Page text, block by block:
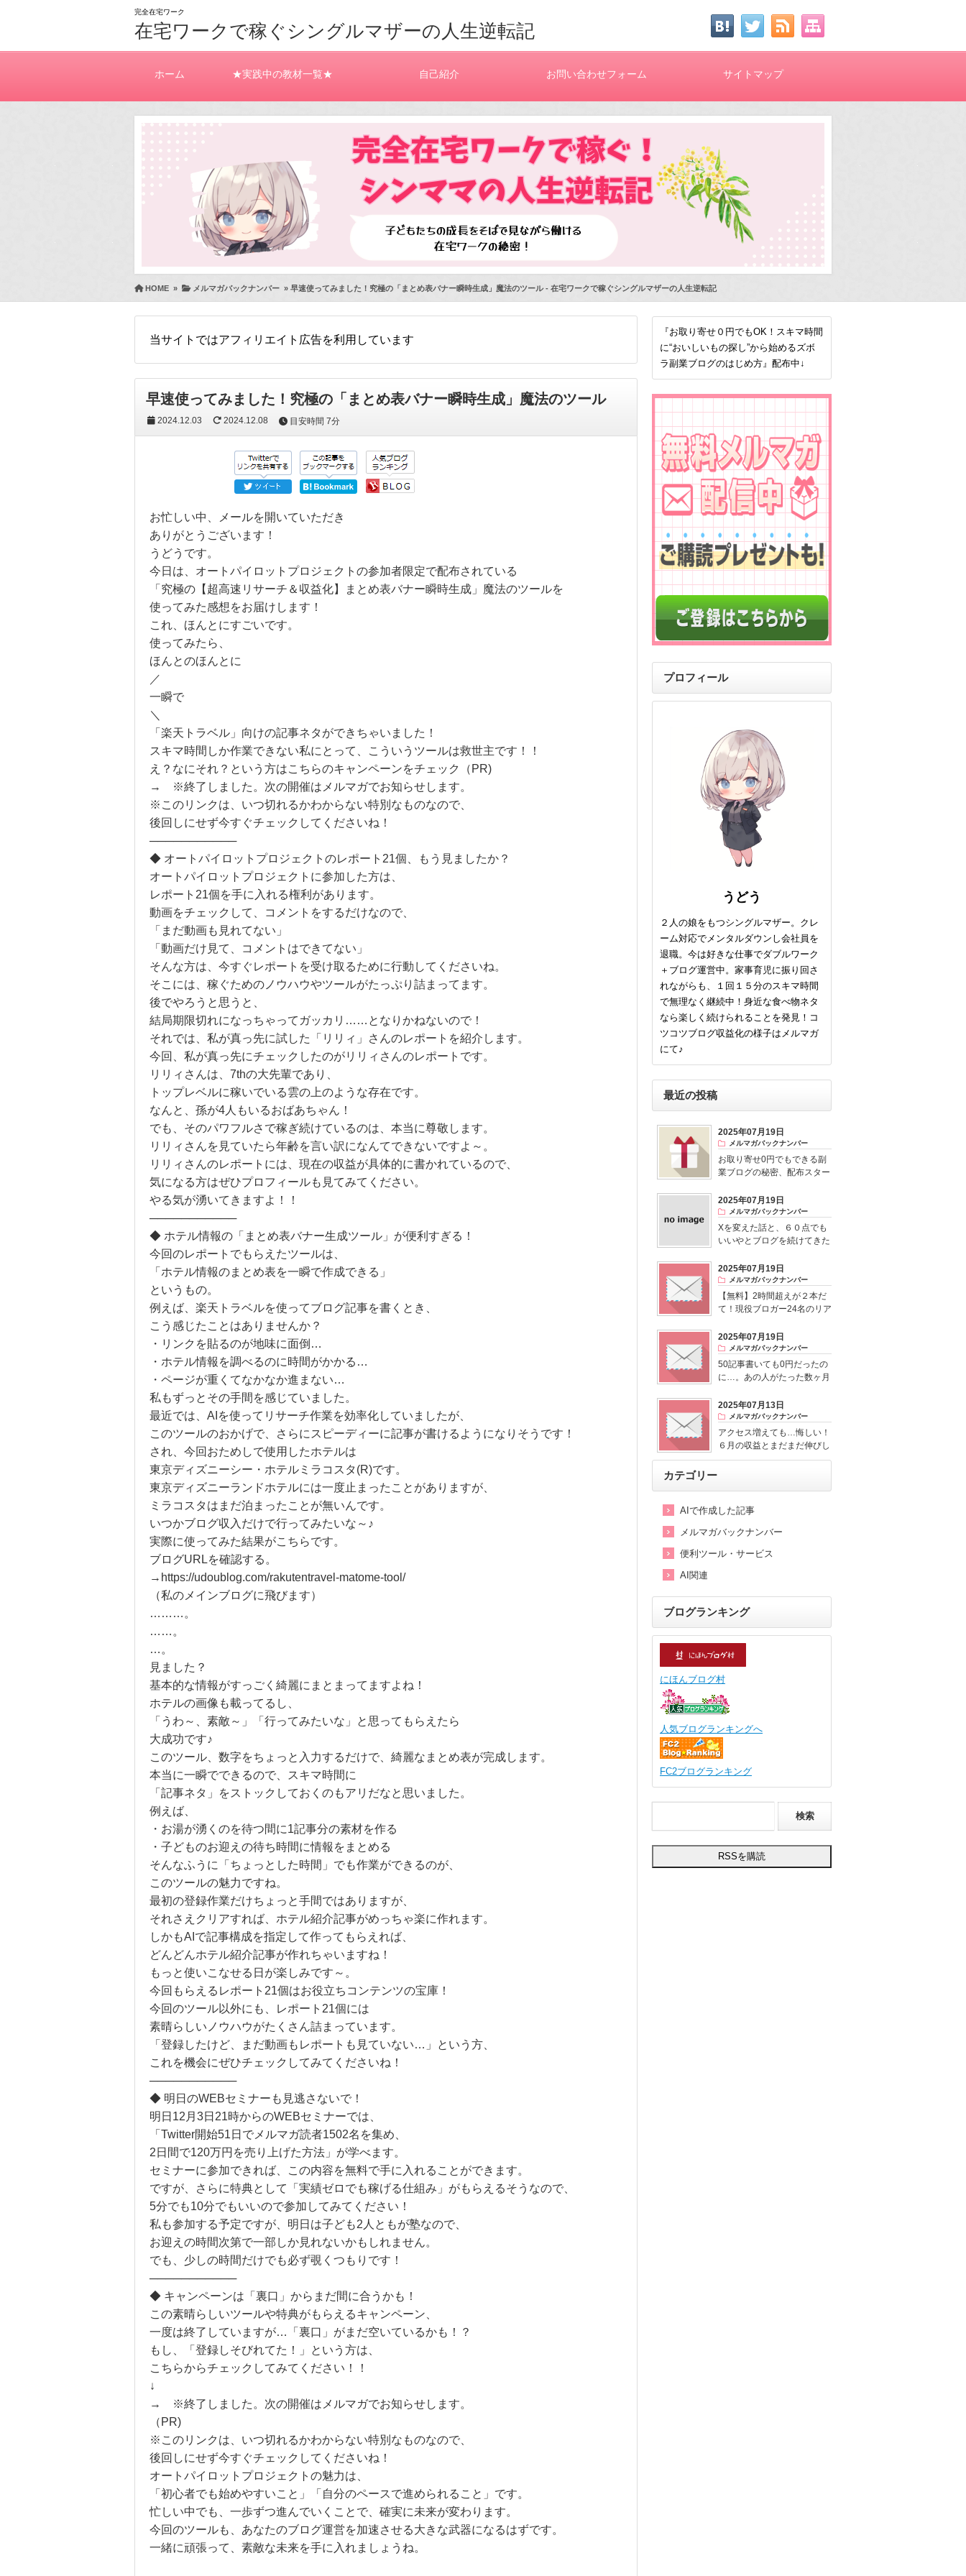
完全在宅ワーク
在宅ワークで稼ぐシングルマザーの人生逆転記
ホーム ★実践中の教材一覧★ 自己紹介 お問い合わせフォーム サイトマップ
HOME » メルマガバックナンバー » 早速使ってみました！究極の「まとめ表バナー瞬時生成」魔法のツール - 在宅ワークで稼ぐシングルマザーの人生逆転記
当サイトではアフィリエイト広告を利用しています
早速使ってみました！究極の「まとめ表バナー瞬時生成」魔法のツール
2024.12.03 2024.12.08 目安時間7分
お忙しい中、メールを開いていただき
ありがとうございます！
うどうです。
今日は、オートパイロットプロジェクトの参加者限定で配布されている
「究極の【超高速リサーチ＆収益化】まとめ表バナー瞬時生成」魔法のツールを
使ってみた感想をお届けします！
これ、ほんとにすごいです。
使ってみたら、
ほんとのほんとに
／
一瞬で
＼
「楽天トラベル」向けの記事ネタができちゃいました！
スキマ時間しか作業できない私にとって、こういうツールは救世主です！！
え？なにそれ？という方はこちらのキャンペーンをチェック（PR)
→ ※終了しました。次の開催はメルマガでお知らせします。
※このリンクは、いつ切れるかわからない特別なものなので、
後回しにせず今すぐチェックしてくださいね！
───────────
◆ オートパイロットプロジェクトのレポート21個、もう見ましたか？
オートパイロットプロジェクトに参加した方は、
レポート21個を手に入れる権利があります。
動画をチェックして、コメントをするだけなので、
「まだ動画も見れてない」
「動画だけ見て、コメントはできてない」
そんな方は、今すぐレポートを受け取るために行動してくださいね。
そこには、稼ぐためのノウハウやツールがたっぷり詰まってます。
後でやろうと思うと、
結局期限切れになっちゃってガッカリ……となりかねないので！
それでは、私が真っ先に試した「リリィ」さんのレポートを紹介します。
今回、私が真っ先にチェックしたのがリリィさんのレポートです。
リリィさんは、7thの大先輩であり、
トップレベルに稼いでいる雲の上のような存在です。
なんと、孫が4人もいるおばあちゃん！
でも、そのパワフルさで稼ぎ続けているのは、本当に尊敬します。
リリィさんを見ていたら年齢を言い訳になんてできないですよ～。
リリィさんのレポートには、現在の収益が具体的に書かれているので、
気になる方はぜひプロフィールも見てみてください。
やる気が湧いてきますよ！！
───────────
◆ ホテル情報の「まとめ表バナー生成ツール」が便利すぎる！
今回のレポートでもらえたツールは、
「ホテル情報のまとめ表を一瞬で作成できる」
というもの。
例えば、楽天トラベルを使ってブログ記事を書くとき、
こう感じたことはありませんか？
・リンクを貼るのが地味に面倒…
・ホテル情報を調べるのに時間がかかる…
・ページが重くてなかなか進まない…
私もずっとその手間を感じていました。
最近では、AIを使ってリサーチ作業を効率化していましたが、
このツールのおかげで、さらにスピーディーに記事が書けるようになりそうです！
され、今回おためしで使用したホテルは
東京ディズニーシー・ホテルミラコスタ(R)です。
東京ディズニーランドホテルには一度止まったことがありますが、
ミラコスタはまだ泊まったことが無いんです。
いつかブログ収入だけで行ってみたいな～♪
実際に使ってみた結果がこちらです。
ブログURLを確認する。
→https://udoublog.com/rakutentravel-matome-tool/
（私のメインブログに飛びます）
………。
……。
…。
見ました？
基本的な情報がすっごく綺麗にまとまってますよね！
ホテルの画像も載ってるし、
「うわ～、素敵～」「行ってみたいな」と思ってもらえたら
大成功です♪
このツール、数字をちょっと入力するだけで、綺麗なまとめ表が完成します。
本当に一瞬でできるので、スキマ時間に
「記事ネタ」をストックしておくのもアリだなと思いました。
例えば、
・お湯が湧くのを待つ間に1記事分の素材を作る
・子どものお迎えの待ち時間に情報をまとめる
そんなふうに「ちょっとした時間」でも作業ができるのが、
このツールの魅力ですね。
最初の登録作業だけちょっと手間ではありますが、
それさえクリアすれば、ホテル紹介記事がめっちゃ楽に作れます。
しかもAIで記事構成を指定して作ってもらえれば、
どんどんホテル紹介記事が作れちゃいますね！
もっと使いこなせる日が楽しみです～。
今回もらえるレポート21個はお役立ちコンテンツの宝庫！
今回のツール以外にも、レポート21個には
素晴らしいノウハウがたくさん詰まっています。
「登録したけど、まだ動画もレポートも見ていない…」という方、
これを機会にぜひチェックしてみてくださいね！
───────────
◆ 明日のWEBセミナーも見逃さないで！
明日12月3日21時からのWEBセミナーでは、
「Twitter開始51日でメルマガ読者1502名を集め、
2日間で120万円を売り上げた方法」が学べます。
セミナーに参加できれば、この内容を無料で手に入れることができます。
ですが、さらに特典として「実績ゼロでも稼げる仕組み」がもらえるそうなので、
5分でも10分でもいいので参加してみてください！
私も参加する予定ですが、明日は子ども2人ともが塾なので、
お迎えの時間次第で一部しか見れないかもしれません。
でも、少しの時間だけでも必ず覗くつもりです！
───────────
◆ キャンペーンは「裏口」からまだ間に合うかも！
この素晴らしいツールや特典がもらえるキャンペーン、
一度は終了していますが…「裏口」がまだ空いているかも！？
もし、「登録しそびれてた！」という方は、
こちらからチェックしてみてください！！
↓
→ ※終了しました。次の開催はメルマガでお知らせします。
（PR)
※このリンクは、いつ切れるかわからない特別なものなので、
後回しにせず今すぐチェックしてくださいね！
オートパイロットプロジェクトの魅力は、
「初心者でも始めやすいこと」「自分のペースで進められること」です。
忙しい中でも、一歩ずつ進んでいくことで、確実に未来が変わります。
今回のツールも、あなたのブログ運営を加速させる大きな武器になるはずです。
一緒に頑張って、素敵な未来を手に入れましょうね。
『お取り寄せ０円でもOK！スキマ時間
に“おいしいもの探し”から始めるズボ
ラ副業ブログのはじめ方』配布中↓
プロフィール
うどう
２人の娘をもつシングルマザー。クレ
ーム対応でメンタルダウンし会社員を
退職。今は好きな仕事でダブルワーク
＋ブログ運営中。家事育児に振り回さ
れながらも、１回１５分のスキマ時間
で無理なく継続中！身近な食べ物ネタ
なら楽しく続けられることを発見！コ
ツコツブログ収益化の様子はメルマガ
にて♪
最近の投稿
2025年07月19日
メルマガバックナンバー
お取り寄せ0円でもできる副
業ブログの秘密、配布スター
2025年07月19日
メルマガバックナンバー
Xを変えた話と、６０点でも
いいやとブログを続けてきた
2025年07月19日
メルマガバックナンバー
【無料】2時間超えが２本だ
て！現役ブロガー24名のリア
2025年07月19日
メルマガバックナンバー
50記事書いても0円だったの
に…。あの人がたった数ヶ月
もらいました。
2025年07月13日
メルマガバックナンバー
アクセス増えても…悔しい！
６月の収益とまだまだ伸びし
ろがあるって話
カテゴリー
AIで作成した記事
メルマガバックナンバー
便利ツール・サービス
AI関連
ブログランキング
にほんブログ村
人気ブログランキングへ
FC2ブログランキング